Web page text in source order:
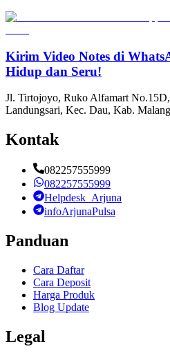
Kirim Video Notes di
Hidup dan Seru!
Jl. Tirtojoyo, Ruko Alfamart
Landungsari, Kec. Dau, Kab.
Kontak
082257555999
082257555999
Helpdesk_Arjuna
infoArjunaPulsa
Panduan
Cara Daftar
Cara Deposit
Harga Produk
Blog Update
Legal